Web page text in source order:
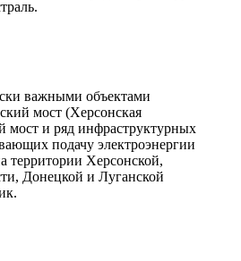
важными объектами
мост (Херсонская
мост и ряд инфраструктурных
подачу электроэнергии
территории Херсонской,
Донецкой и Луганской